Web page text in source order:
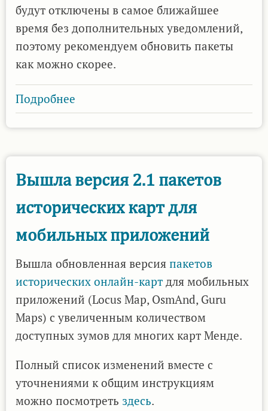
будут отключены в самое ближайшее
время без дополнительных уведомлений,
поэтому рекомендуем обновить пакеты
как можно скорее.
Подробнее
Вышла
3.0
исторических
карт
мобильных
приложений
Вышла версия 2.1 пакетов
исторических карт для
мобильных приложений
Вышла обновленная версия пакетов
исторических онлайн-карт для мобильных
приложений (Locus Map, OsmAnd, Guru
Maps) с увеличенным количеством
доступных зумов для многих карт Менде.
Полный список изменений вместе с
уточнениями к общим инструкциям
можно посмотреть здесь.